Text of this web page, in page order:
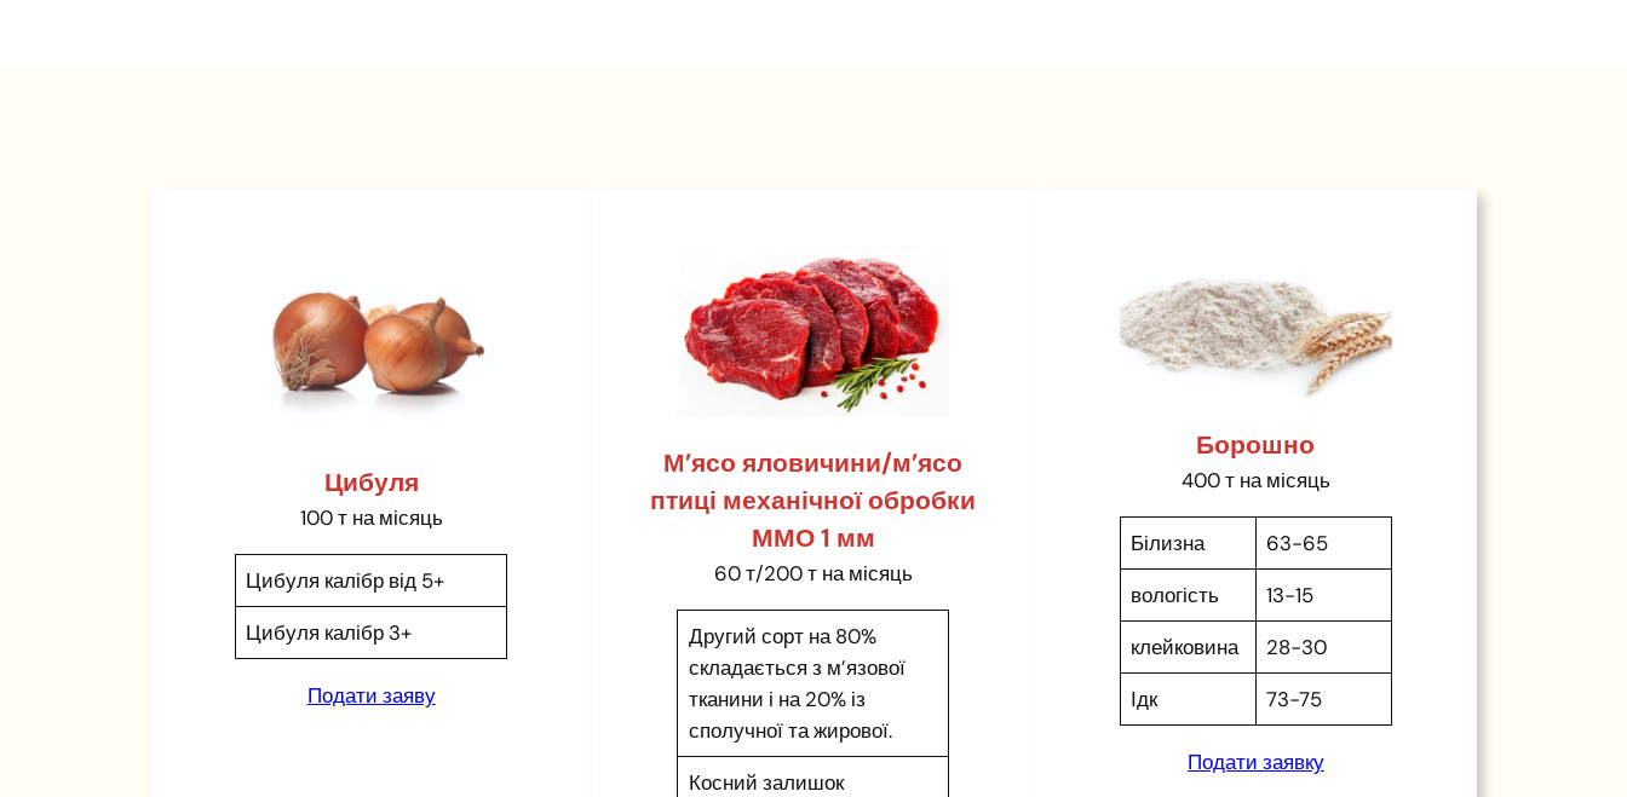
Цибуля
100 т на місяць
Цибуля калібр від 5+
Цибуля калібр 3+
Подати заяву
М’ясо яловичини/м’ясо
птиці механічної обробки
ММО 1 мм
60 т/200 т на місяць
Другий сорт на 80%
складається з м’язової
тканини і на 20% із
сполучної та жирової.
Косний залишок
Борошно
400 т на місяць
Білизна
63-65
вологість
13-15
клейковина
28-30
Ідк
73-75
Подати заявку